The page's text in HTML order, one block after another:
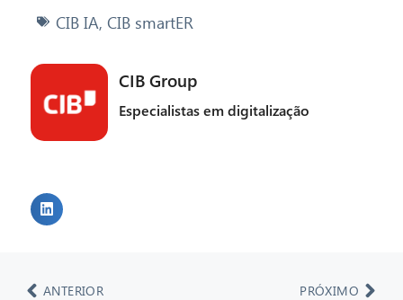
CIB IA, CIB smartER
CIB Group
Especialistas em digitalização
ANTERIOR PRÓXIMO